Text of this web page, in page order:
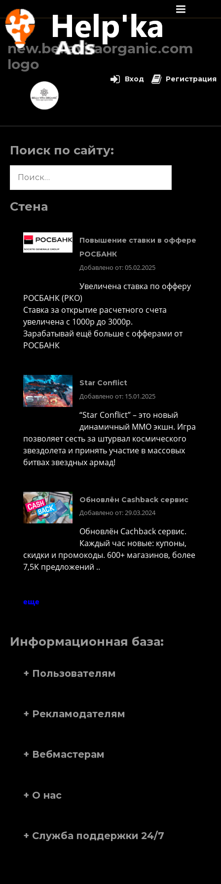
Перейти
содержимому
new.bellavitaorganic.com
logo
Поиск по сайту:
Стена
Повышение ставки в оффере
РОСБАНК
Добавлено от: 05.02.2025
Увеличена ставка по офферу
РОСБАНК (РКО)
Ставка за открытие расчетного счета
увеличена с 1000р до 3000р.
Зарабатывай ещё больше с офферами от
РОСБАНК
Star Conflict
Добавлено от: 15.01.2025
“Star Conflict” – это новый
динамичный MMO экшн. Игра
позволяет сесть за штурвал космического
звездолета и принять участие в массовых
битвах звездных армад!
Обновлён Cashback сервис
Добавлено от: 29.03.2024
Обновлён Cachback сервис.
Каждый час новые: купоны,
скидки и промокоды. 600+ магазинов, более
7,5K предложений ..
еще
Информационная база:
+ Пользователям
+ Рекламодателям
+ Вебмастерам
+ О нас
+ Служба поддержки 24/7
Вход Регистрация